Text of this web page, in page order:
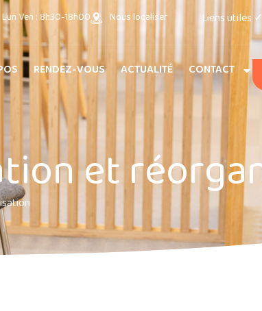
Lun Ven : 8h30-18h00 Nous localiser Liens utiles✓
RENDEZ-VOUS ACTUALITÉ CONTACT
et